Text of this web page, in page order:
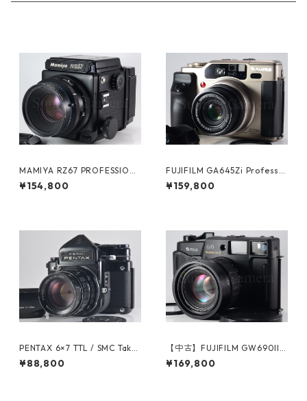
MAMIYA RZ67 PROFESSION
AL / SEKOR Z 110mm F2.8 W
マミヤ (61202)
¥154,800
FUJIFILM GA645Zi Professio
nal / SUPER EBC FUJINON 55
-90mm F4.5-6.9 富士フイル
¥159,800
PENTAX 6×7 TTL / SMC Taku
mar 105mm F2.4 ペンタック
ス（60353）
¥88,800
【中古】FUJIFILM GW690III
Professional 富士フイルム (6
0977)
¥169,800